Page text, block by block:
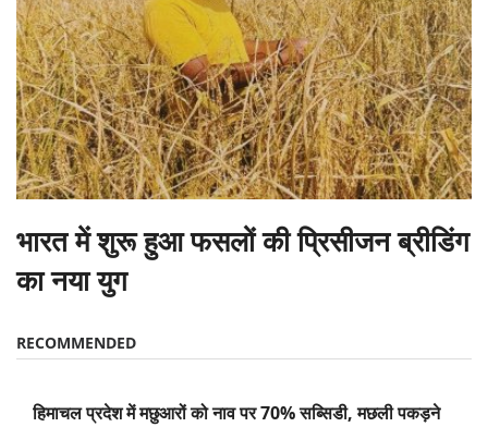
भारत में शुरू हुआ फसलों की प्रिसीजन ब्रीडिंग
का नया युग
RECOMMENDED
हिमाचल प्रदेश में मछुआरों को नाव पर 70% सब्सिडी, मछली पकड़ने